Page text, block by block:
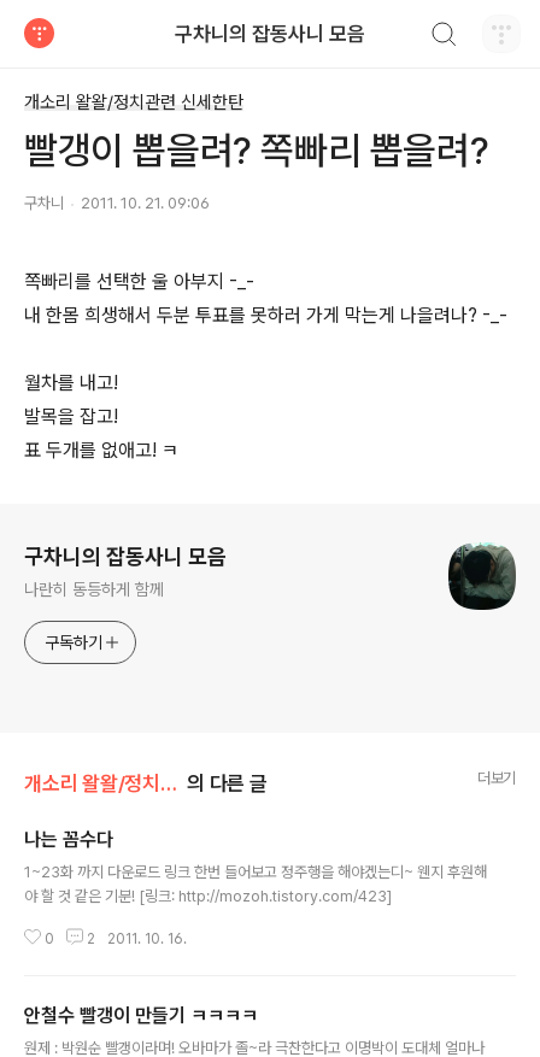
구차니의 잡동사니 모음
개소리 왈왈/정치관련 신세한탄
빨갱이 뽑을려? 쪽빠리 뽑을려?
구차니 2011. 10. 21. 09:06
쪽빠리를 선택한 울 아부지 -_-
내 한몸 희생해서 두분 투표를 못하러 가게 막는게 나을려나? -_-
월차를 내고!
발목을 잡고!
표 두개를 없애고! ㅋ
구차니의 잡동사니 모음
나란히 동등하게 함께
구독하기
개소리 왈왈/정치관련 신세한탄 의 다른 글 더보기
나는 꼼수다
1~23화 까지 다운로드 링크 한번 들어보고 정주행을 해야겠는디~ 웬지 후원해
야 할 것 같은 기분! [링크: http://mozoh.tistory.com/423]
0 2 2011. 10. 16.
안철수 빨갱이 만들기 ㅋㅋㅋㅋ
원제 : 박원순 빨갱이라며! 오바마가 졸~라 극찬한다고 이명박이 도대체 얼마나